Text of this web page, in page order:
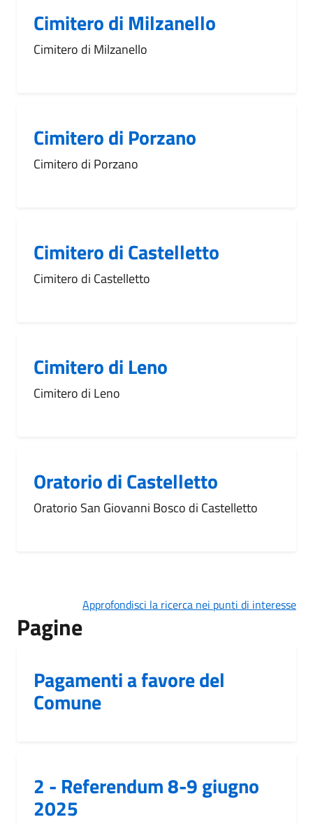
Cimitero di Milzanello
Cimitero di Milzanello
Cimitero di Porzano
Cimitero di Porzano
Cimitero di Castelletto
Cimitero di Castelletto
Cimitero di Leno
Cimitero di Leno
Oratorio di Castelletto
Oratorio San Giovanni Bosco di Castelletto
Approfondisci la ricerca nei punti di interesse
Pagine
Pagamenti a favore del
Comune
2 - Referendum 8-9 giugno
2025